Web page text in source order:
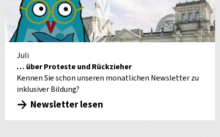
Juli
… über Proteste und Rückzieher
Kennen Sie schon unseren monatlichen Newsletter zu
inklusiver Bildung?
Newsletter lesen